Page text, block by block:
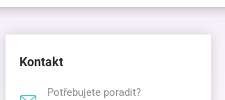
Kontakt
Potřebujete poradit?